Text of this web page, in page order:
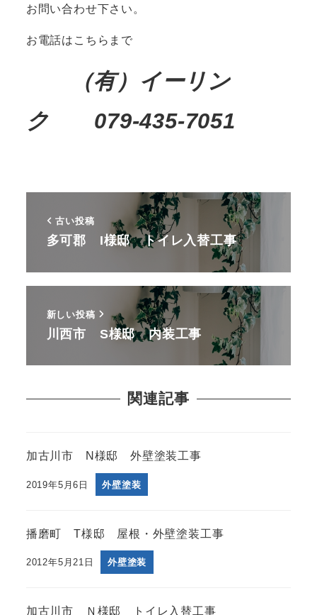
お問い合わせ下さい。
お電話はこちらまで
（有）イーリン
ク 079-435-7051
古い投稿
多可郡 I様邸 トイレ入替工事
新しい投稿
川西市 S様邸 内装工事
関連記事
加古川市 N様邸 外壁塗装工事
2019年5月6日 外壁塗装
播磨町 T様邸 屋根・外壁塗装工事
2012年5月21日 外壁塗装
加古川市 Ｎ様邸 トイレ入替工事